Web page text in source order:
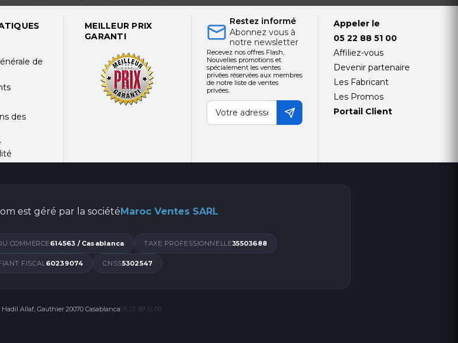
de
des
MEILLEUR PRIX
GARANTI
Restez informé
Abonnez vous à
notre newsletter
Recevez nos offres Flash,
Nouvelles promotions et
spécialement les ventes
privées réservées aux membres
de notre liste de ventes
privées.
Appeler le
05 22 88 51 00
Affiliez-vous
Devenir partenaire
Les Fabricant
Les Promos
Portail Client
est géré par la sociétéMaroc Ventes SARL
COMMERCE614563 / Casablanca TAXE PROFESSIONNELLE35503688
FISCAL60239074 CNSS5302547
Hadil Allaf, Gauthier 20070 Casablanca05 22 88 51 00